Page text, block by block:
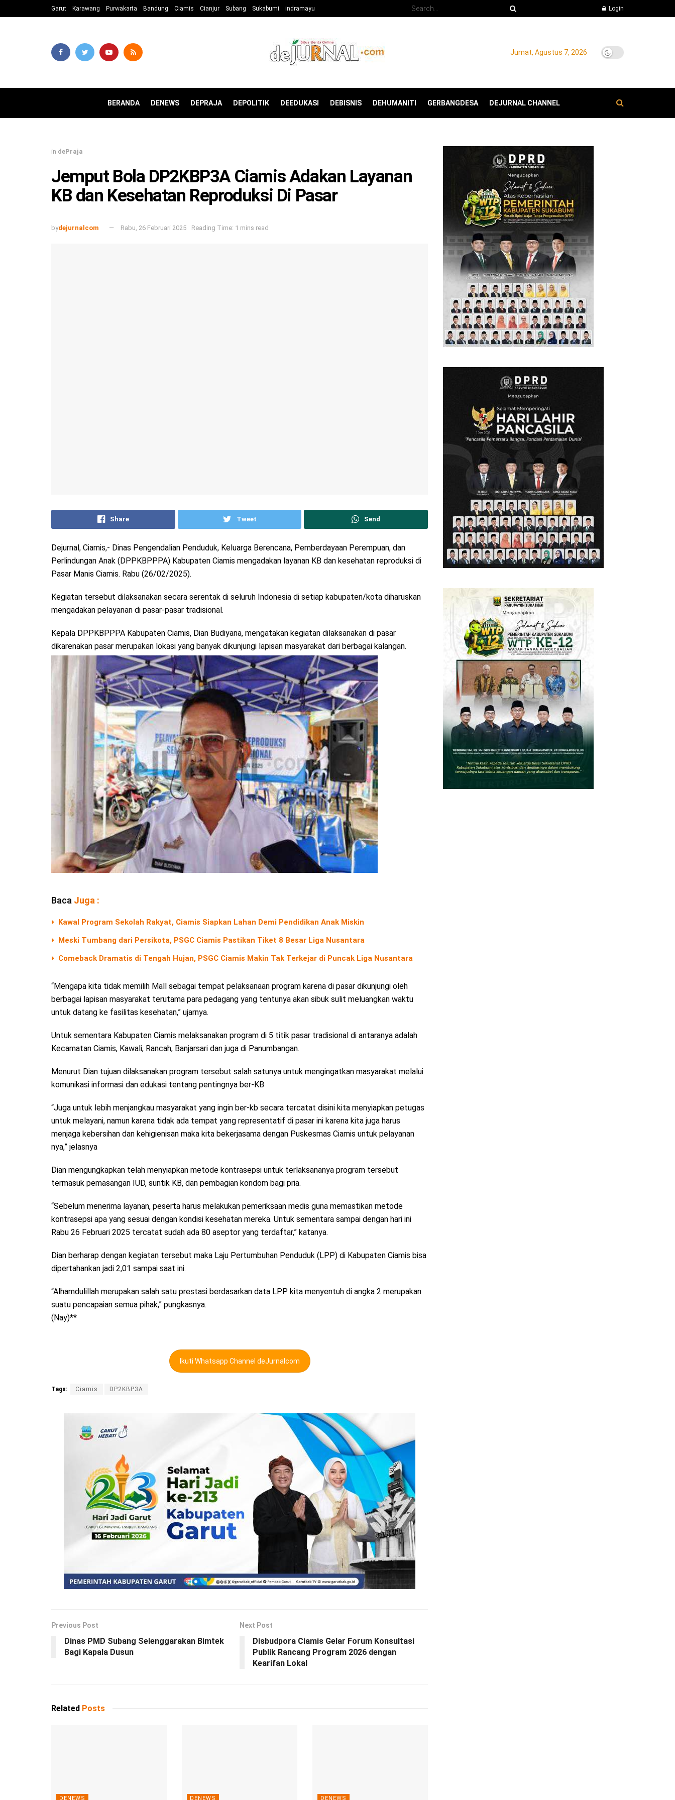
Garut Karawang Purwakarta Bandung Ciamis Cianjur Subang Sukabumi indramayu Login
Jumat, Agustus 7, 2026
BERANDA DENEWS DEPRAJA DEPOLITIK DEEDUKASI DEBISNIS DEHUMANITI GERBANGDESA DEJURNAL CHANNEL
in dePraja
Jemput Bola DP2KBP3A Ciamis Adakan Layanan
KB dan Kesehatan Reproduksi Di Pasar
bydejurnalcom Rabu, 26 Februari 2025 Reading Time: 1 mins read
Share Tweet Send
Dejurnal, Ciamis,- Dinas Pengendalian Penduduk, Keluarga Berencana, Pemberdayaan Perempuan, dan
Perlindungan Anak (DPPKBPPPA) Kabupaten Ciamis mengadakan layanan KB dan kesehatan reproduksi di
Pasar Manis Ciamis. Rabu (26/02/2025).
Kegiatan tersebut dilaksanakan secara serentak di seluruh Indonesia di setiap kabupaten/kota diharuskan
mengadakan pelayanan di pasar-pasar tradisional.
Kepala DPPKBPPPA Kabupaten Ciamis, Dian Budiyana, mengatakan kegiatan dilaksanakan di pasar
dikarenakan pasar merupakan lokasi yang banyak dikunjungi lapisan masyarakat dari berbagai kalangan.
Baca Juga :
Kawal Program Sekolah Rakyat, Ciamis Siapkan Lahan Demi Pendidikan Anak Miskin
Meski Tumbang dari Persikota, PSGC Ciamis Pastikan Tiket 8 Besar Liga Nusantara
Comeback Dramatis di Tengah Hujan, PSGC Ciamis Makin Tak Terkejar di Puncak Liga Nusantara
“Mengapa kita tidak memilih Mall sebagai tempat pelaksanaan program karena di pasar dikunjungi oleh
berbagai lapisan masyarakat terutama para pedagang yang tentunya akan sibuk sulit meluangkan waktu
untuk datang ke fasilitas kesehatan,” ujarnya.
Untuk sementara Kabupaten Ciamis melaksanakan program di 5 titik pasar tradisional di antaranya adalah
Kecamatan Ciamis, Kawali, Rancah, Banjarsari dan juga di Panumbangan.
Menurut Dian tujuan dilaksanakan program tersebut salah satunya untuk mengingatkan masyarakat melalui
komunikasi informasi dan edukasi tentang pentingnya ber-KB
“Juga untuk lebih menjangkau masyarakat yang ingin ber-kb secara tercatat disini kita menyiapkan petugas
untuk melayani, namun karena tidak ada tempat yang representatif di pasar ini karena kita juga harus
menjaga kebersihan dan kehigienisan maka kita bekerjasama dengan Puskesmas Ciamis untuk pelayanan
nya,” jelasnya
Dian mengungkapkan telah menyiapkan metode kontrasepsi untuk terlaksananya program tersebut
termasuk pemasangan IUD, suntik KB, dan pembagian kondom bagi pria.
“Sebelum menerima layanan, peserta harus melakukan pemeriksaan medis guna memastikan metode
kontrasepsi apa yang sesuai dengan kondisi kesehatan mereka. Untuk sementara sampai dengan hari ini
Rabu 26 Februari 2025 tercatat sudah ada 80 aseptor yang terdaftar,” katanya.
Dian berharap dengan kegiatan tersebut maka Laju Pertumbuhan Penduduk (LPP) di Kabupaten Ciamis bisa
dipertahankan jadi 2,01 sampai saat ini.
“Alhamdulillah merupakan salah satu prestasi berdasarkan data LPP kita menyentuh di angka 2 merupakan
suatu pencapaian semua pihak,” pungkasnya.
(Nay)**
Ikuti Whatsapp Channel deJurnalcom
Tags: Ciamis DP2KBP3A
Previous Post
Dinas PMD Subang Selenggarakan Bimtek
Bagi Kapala Dusun
Next Post
Disbudpora Ciamis Gelar Forum Konsultasi
Publik Rancang Program 2026 dengan
Kearifan Lokal
Related Posts
DENEWS DENEWS DENEWS